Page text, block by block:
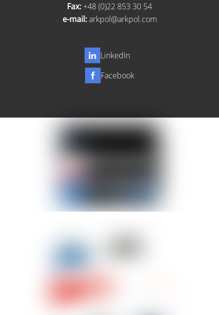
Fax: +48 (0)22 853 30 54
e-mail:arkpol@arkpol.com
LinkedIn
Facebook